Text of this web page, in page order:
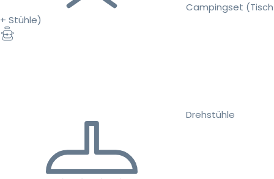
Campingset (Tisch
+ Stühle)
Drehstühle